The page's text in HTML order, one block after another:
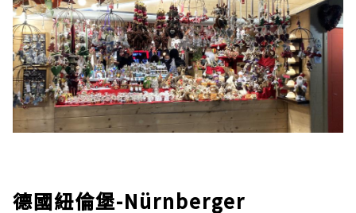
德國紐倫堡-Nürnberger